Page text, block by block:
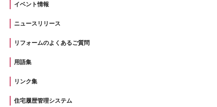
イベント情報
ニュースリリース
リフォームのよくあるご質問
用語集
リンク集
住宅履歴管理システム